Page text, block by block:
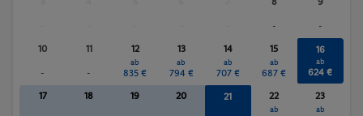
-
-
10
-
11
-
12
ab
835 €
13
ab
794 €
14
ab
707 €
15
ab
687 €
16
ab
624 €
17 18 19 20 21 22
ab
23
ab